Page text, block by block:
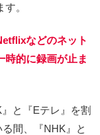
。
などのネット
時的に録画が止ま
と『Eテレ』を割
間、『NHK』と